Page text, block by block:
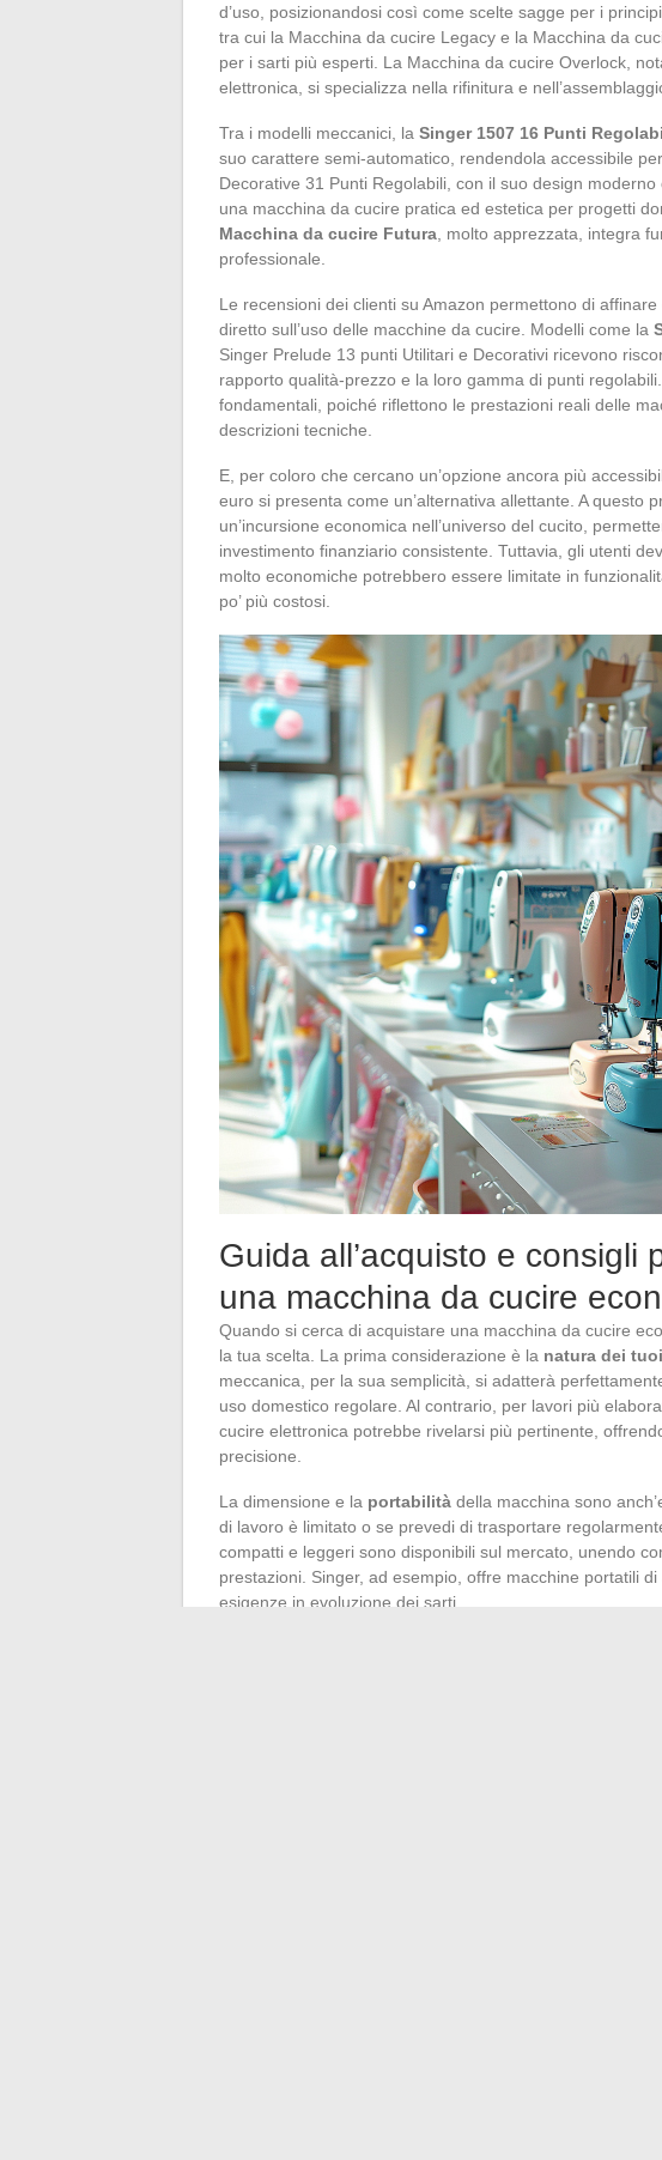
d’uso, posizionandosi così come scelte sagge per i
tra cui la Macchina da cucire Legacy e la Macchina da
per i sarti più esperti. La Macchina da cucire Overlock,
elettronica, si specializza nella rifinitura e
Tra i modelli meccanici, la Singer 1507 16 Punti
suo carattere semi-automatico, rendendola accessibile
Decorative 31 Punti Regolabili, con il suo design
una macchina da cucire pratica ed estetica per progetti
Macchina da cucire Futura , molto apprezzata, integra
professionale.
Le recensioni dei clienti su Amazon permettono di
diretto sull’uso delle macchine da cucire. Modelli come la
Singer Prelude 13 punti Utilitari e Decorativi ricevono
rapporto qualità-prezzo e la loro gamma di punti
fondamentali, poiché riflettono le prestazioni reali delle
descrizioni tecniche.
E, per coloro che cercano un’opzione ancora più
euro si presenta come un’alternativa allettante. A questo
un’incursione economica nell’universo del cucito,
investimento finanziario consistente. Tuttavia, gli utenti
molto economiche potrebbero essere limitate in
po’ più costosi.
Guida all’acquisto e consigli
una macchina da cucire
Quando si cerca di acquistare una macchina da cucire
la tua scelta. La prima considerazione è la natura dei
meccanica, per la sua semplicità, si adatterà
uso domestico regolare. Al contrario, per lavori più
cucire elettronica potrebbe rivelarsi più pertinente,
precisione.
La dimensione e la portabilità della macchina sono
di lavoro è limitato o se prevedi di trasportare
compatti e leggeri sono disponibili sul mercato, unendo
prestazioni. Singer, ad esempio, offre macchine portatili
esigenze in evoluzione dei sarti.